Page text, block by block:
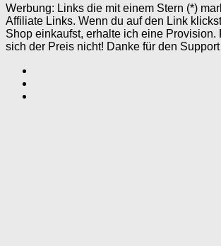
Werbung: Links die mit einem Stern (*)
Affiliate Links. Wenn du auf den Link
Shop einkaufst, erhalte ich eine Provision.
sich der Preis nicht! Danke für den Support